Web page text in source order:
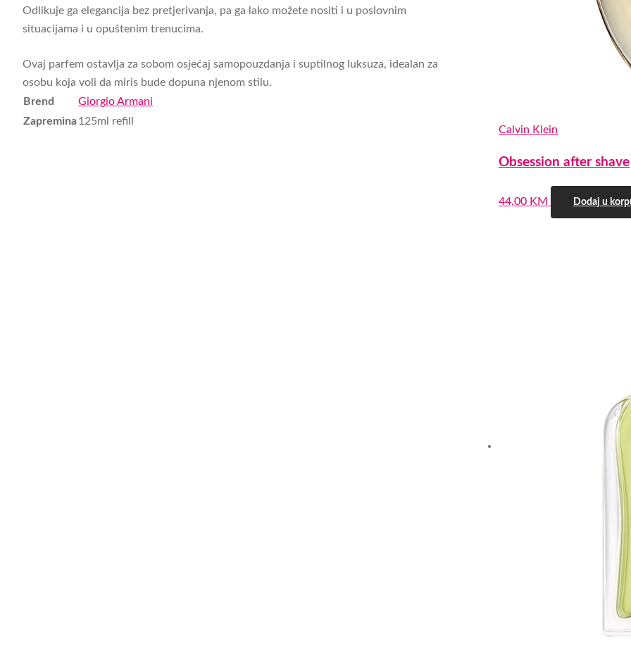
Odlikuje ga elegancija bez pretjerivanja, pa ga lako možete nositi i u poslovnim
situacijama i u opuštenim trenucima.
Ovaj parfem ostavlja za sobom osjećaj samopouzdanja i suptilnog luksuza, idealan za
osobu koja voli da miris bude dopuna njenom stilu.
Brend
Giorgio Armani
Zapremina125ml refill
Calvin Klein
Obsession after shave
0,0
44,00 KM Dodaj u